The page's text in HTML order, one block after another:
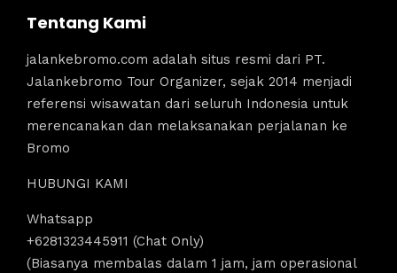
Tentang Kami
jalankebromo.com adalah situs resmi dari PT.
Jalankebromo Tour Organizer, sejak 2014 menjadi
referensi wisawatan dari seluruh Indonesia untuk
merencanakan dan melaksanakan perjalanan ke
Bromo
HUBUNGI KAMI
Whatsapp
+6281323445911 (Chat Only)
(Biasanya membalas dalam 1 jam, jam operasional